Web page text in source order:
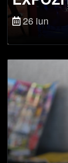
26 iun